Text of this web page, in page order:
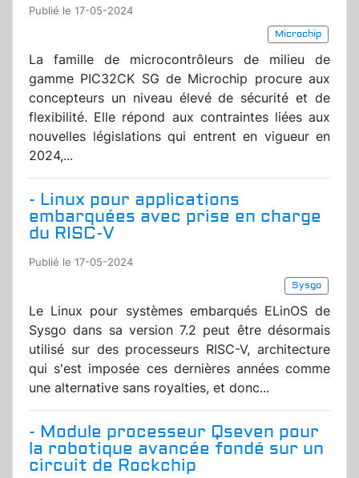
Publié le 17-05-2024
Microchip
La famille de microcontrôleurs de milieu de
gamme PIC32CK SG de Microchip procure aux
concepteurs un niveau élevé de sécurité et de
flexibilité. Elle répond aux contraintes liées aux
nouvelles législations qui entrent en vigueur en
2024,...
- Linux pour applications
embarquées avec prise en charge
du RISC-V
Publié le 17-05-2024
Sysgo
Le Linux pour systèmes embarqués ELinOS de
Sysgo dans sa version 7.2 peut être désormais
utilisé sur des processeurs RISC-V, architecture
qui s'est imposée ces dernières années comme
une alternative sans royalties, et donc...
- Module processeur Qseven pour
la robotique avancée fondé sur un
circuit de Rockchip